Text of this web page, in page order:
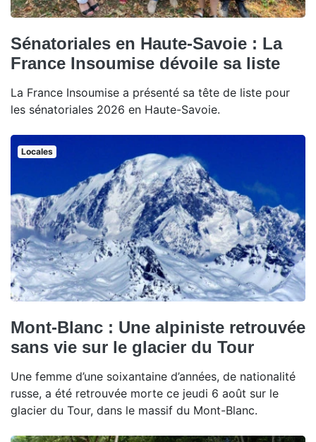
Sénatoriales en Haute-Savoie : La
France Insoumise dévoile sa liste
La France Insoumise a présenté sa tête de liste pour
les sénatoriales 2026 en Haute-Savoie.
Locales
Mont-Blanc : Une alpiniste retrouvée
sans vie sur le glacier du Tour
Une femme d’une soixantaine d’années, de nationalité
russe, a été retrouvée morte ce jeudi 6 août sur le
glacier du Tour, dans le massif du Mont-Blanc.